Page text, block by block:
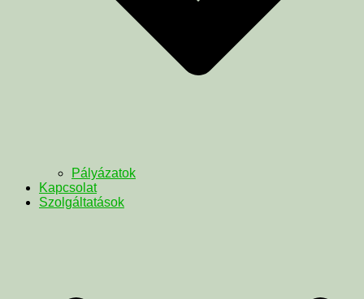
Pályázatok
Kapcsolat
Szolgáltatások